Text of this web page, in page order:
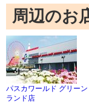
周辺のお
パスカワールド グリーン
ランド店